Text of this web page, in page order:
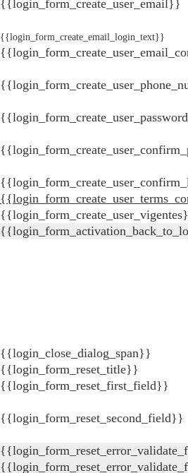
{{login_form_create_user_email}}
{{login_form_create_email_login_text}}
{{login_close_dialog_span}}
{{login_form_reset_title}}
{{login_form_reset_first_field}}
{{login_form_reset_second_field}}